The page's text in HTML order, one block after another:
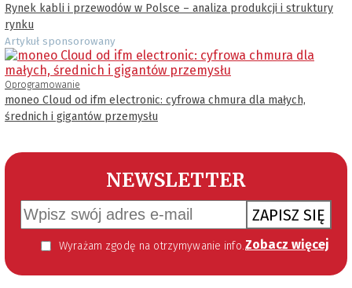
Rynek kabli i przewodów w Polsce – analiza produkcji i struktury
rynku
Artykuł sponsorowany
Oprogramowanie
moneo Cloud od ifm electronic: cyfrowa chmura dla małych,
średnich i gigantów przemysłu
NEWSLETTER
ZAPISZ SIĘ
Wyrażam zgodę na otrzymywanie informacji handlowej kierowanej do mnie za pomocą środków komunikacji elektronicznej w szczególności poczty elektronicznej zgodnie z przepisem art. 10 ust 2 ustawy z dnia 18 lipca 2002 roku o świadczeniu usług drogą elektroniczną (Dz. U. 144 z 2002 r. poz. 1204). Zgoda jest dobrowolna, jednak jej wyrażenie jest konieczne, aby otrzymywać newsletter. Zobacz więcej